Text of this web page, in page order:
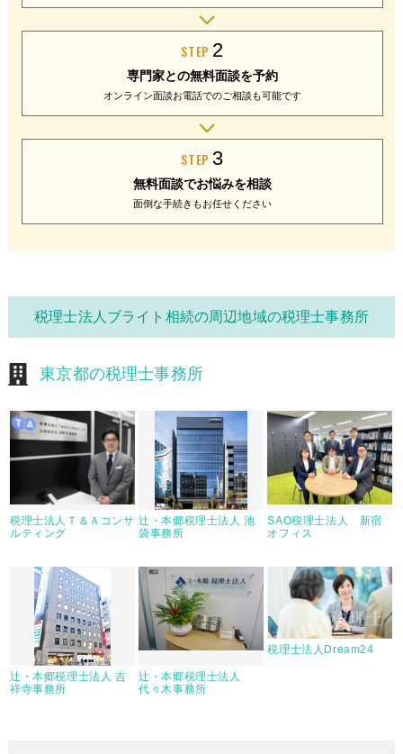
STEP 2
専門家との無料面談を予約
オンライン面談お電話でのご相談も可能です
STEP 3
無料面談でお悩みを相談
面倒な手続きもお任せください
税理士法人ブライト相続の周辺地域の税理士事務所
東京都の税理士事務所
税理士法人Ｔ＆Ａコンサ
ルティング
辻・本郷税理士法人 池
袋事務所
SAO税理士法人 新宿
オフィス
辻・本郷税理士法人 吉
祥寺事務所
辻・本郷税理士法人
代々木事務所
税理士法人Dream24